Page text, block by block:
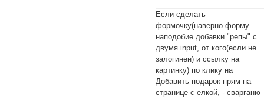
$.get('http://
function
var users =
var
var
Если сделать
формочку(наверно форму
наподобие добавки "репы" с
двумя input, от кого(если не
залогинен) и ссылку на
картинку) по клику на
Добавить подарок прям на
странице с елкой, - сварганю